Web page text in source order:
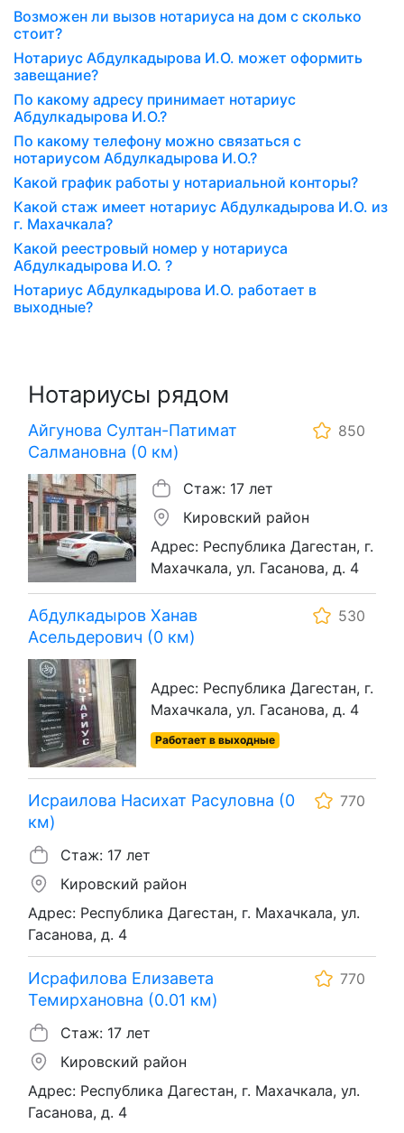
Возможен ли вызов нотариуса на дом с сколько
стоит?
Нотариус Абдулкадырова И.О. может оформить
завещание?
По какому адресу принимает нотариус
Абдулкадырова И.О.?
По какому телефону можно связаться с
нотариусом Абдулкадырова И.О.?
Какой график работы у нотариальной конторы?
Какой стаж имеет нотариус Абдулкадырова И.О. из
г. Махачкала?
Какой реестровый номер у нотариуса
Абдулкадырова И.О. ?
Нотариус Абдулкадырова И.О. работает в
выходные?
Нотариусы рядом
Айгунова Султан-Патимат
Салмановна (0 км)
850
Стаж: 17 лет
Кировский район
Адрес: Республика Дагестан, г.
Махачкала, ул. Гасанова, д. 4
Абдулкадыров Ханав
Асельдерович (0 км)
530
Адрес: Республика Дагестан, г.
Махачкала, ул. Гасанова, д. 4
Работает в выходные
Исраилова Насихат Расуловна (0
км)
770
Стаж: 17 лет
Кировский район
Адрес: Республика Дагестан, г. Махачкала, ул.
Гасанова, д. 4
Исрафилова Елизавета
Темирхановна (0.01 км)
770
Стаж: 17 лет
Кировский район
Адрес: Республика Дагестан, г. Махачкала, ул.
Гасанова, д. 4